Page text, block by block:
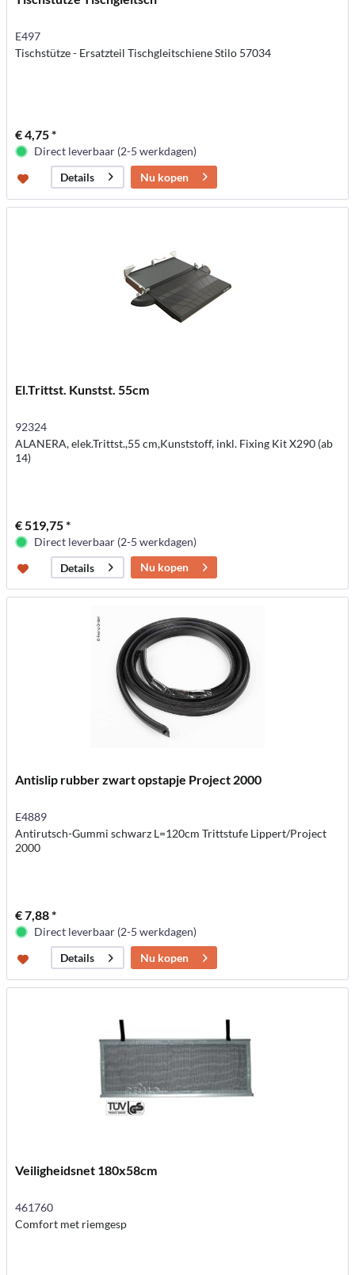
E497
Tischstütze - Ersatzteil Tischgleitschiene Stilo 57034
€ 4,75 *
Direct leverbaar (2-5 werkdagen)
Details
Nu kopen
El.Trittst. Kunstst. 55cm
92324
ALANERA, elek.Trittst.,55 cm,Kunststoff, inkl. Fixing Kit X290 (ab
14)
€ 519,75 *
Direct leverbaar (2-5 werkdagen)
Details
Nu kopen
Antislip rubber zwart opstapje Project 2000
E4889
Antirutsch-Gummi schwarz L=120cm Trittstufe Lippert/Project
2000
€ 7,88 *
Direct leverbaar (2-5 werkdagen)
Details
Nu kopen
Veiligheidsnet 180x58cm
461760
Comfort met riemgesp